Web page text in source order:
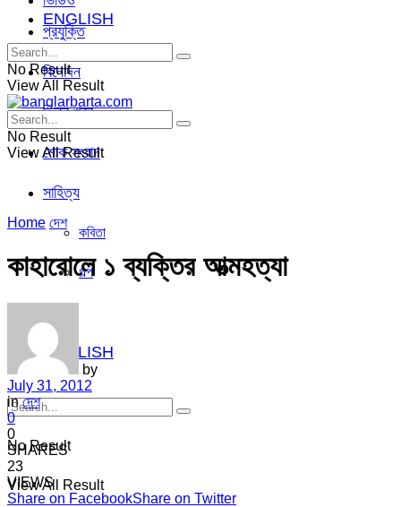
প্রযুক্তি
বিনোদন
ভিন্ন খবর
শোক সংবাদ
সাহিত্য
কবিতা
গল্প
ENGLISH
No Result
View All Result
ENGLISH
No Result
View All Result
No Result
View All Result
Home দেশ
কাহারোলে ১ ব্যক্তির আত্মহত্যা
by
July 31, 2012
in দেশ
0
0
SHARES
23
VIEWS
Share on FacebookShare on Twitter